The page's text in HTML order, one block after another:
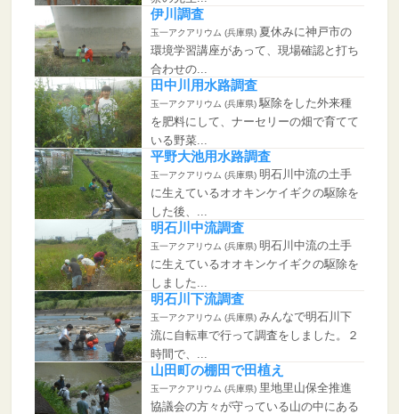
伊川調査
玉一アクアリウム (兵庫県) 夏休みに神戸市の
環境学習講座があって、現場確認と打ち
合わせの...
田中川用水路調査
玉一アクアリウム (兵庫県) 駆除をした外来種
を肥料にして、ナーセリーの畑で育てて
いる野菜...
平野大池用水路調査
玉一アクアリウム (兵庫県) 明石川中流の土手
に生えているオオキンケイギクの駆除を
した後、...
明石川中流調査
玉一アクアリウム (兵庫県) 明石川中流の土手
に生えているオオキンケイギクの駆除を
しました...
明石川下流調査
玉一アクアリウム (兵庫県) みんなで明石川下
流に自転車で行って調査をしました。２
時間で、...
山田町の棚田で田植え
玉一アクアリウム (兵庫県) 里地里山保全推進
協議会の方々が守っている山の中にある